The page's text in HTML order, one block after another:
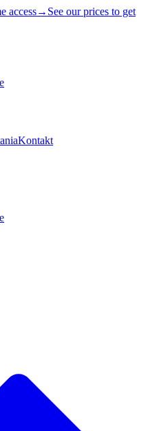
access→ See our prices to get
Kontakt